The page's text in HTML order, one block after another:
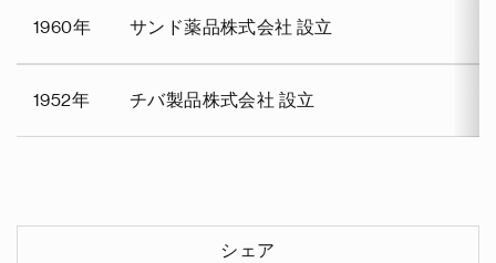
1960年 サンド薬品株式会社 設立
1952年 チバ製品株式会社 設立
シェア